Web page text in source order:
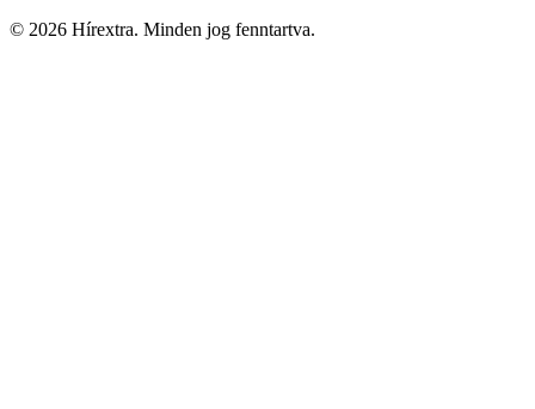
© 2026 Hírextra. Minden jog fenntartva.